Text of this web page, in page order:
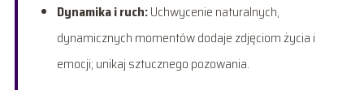
Dynamika i ruch:Uchwycenie naturalnych,
dynamicznych momentów dodaje zdjęciom życia i
emocji; unikaj sztucznego pozowania.